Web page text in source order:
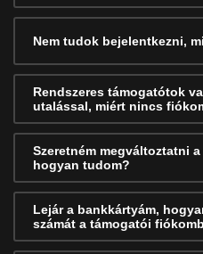
Nem tudok bejelentkezni,
Rendszeres támogatótok
utalással, miért nincs
Szeretném megváltoztatni
hogyan tudom?
Lejár a bankkártyám,
számát a támogatói